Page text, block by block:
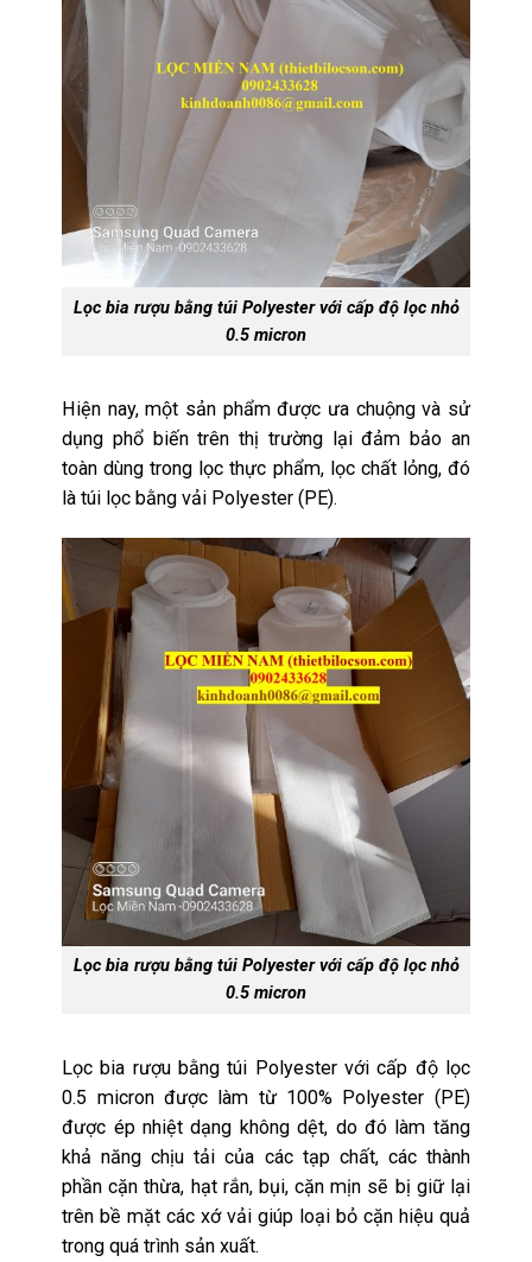
Lọc bia rượu bằng túi Polyester với cấp độ lọc nhỏ
0.5 micron
Hiện nay, một sản phẩm được ưa chuộng và sử
dụng phổ biến trên thị trường lại đảm bảo an
toàn dùng trong lọc thực phẩm, lọc chất lỏng, đó
là túi lọc bằng vải Polyester (PE).
Lọc bia rượu bằng túi Polyester với cấp độ lọc nhỏ
0.5 micron
Lọc bia rượu bằng túi Polyester với cấp độ lọc
0.5 micron được làm từ 100% Polyester (PE)
được ép nhiệt dạng không dệt, do đó làm tăng
khả năng chịu tải của các tạp chất, các thành
phần cặn thừa, hạt rắn, bụi, cặn mịn sẽ bị giữ lại
trên bề mặtcác xớ vải giúp loại bỏ cặn hiệu quả
trong quá trình sản xuất.